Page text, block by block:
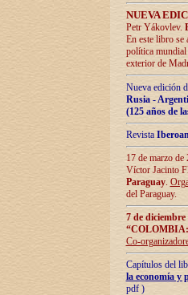
NUEVA
Petr Yákovlev.
En este libro se
política mundial
exterior de
Nueva edición
Rusia -
(125 años de
Revista
17 de marzo
Víctor Jacinto
Paraguay.
del Paraguay.
7 de
Co-
Capítulos del
la economía y
pdf )